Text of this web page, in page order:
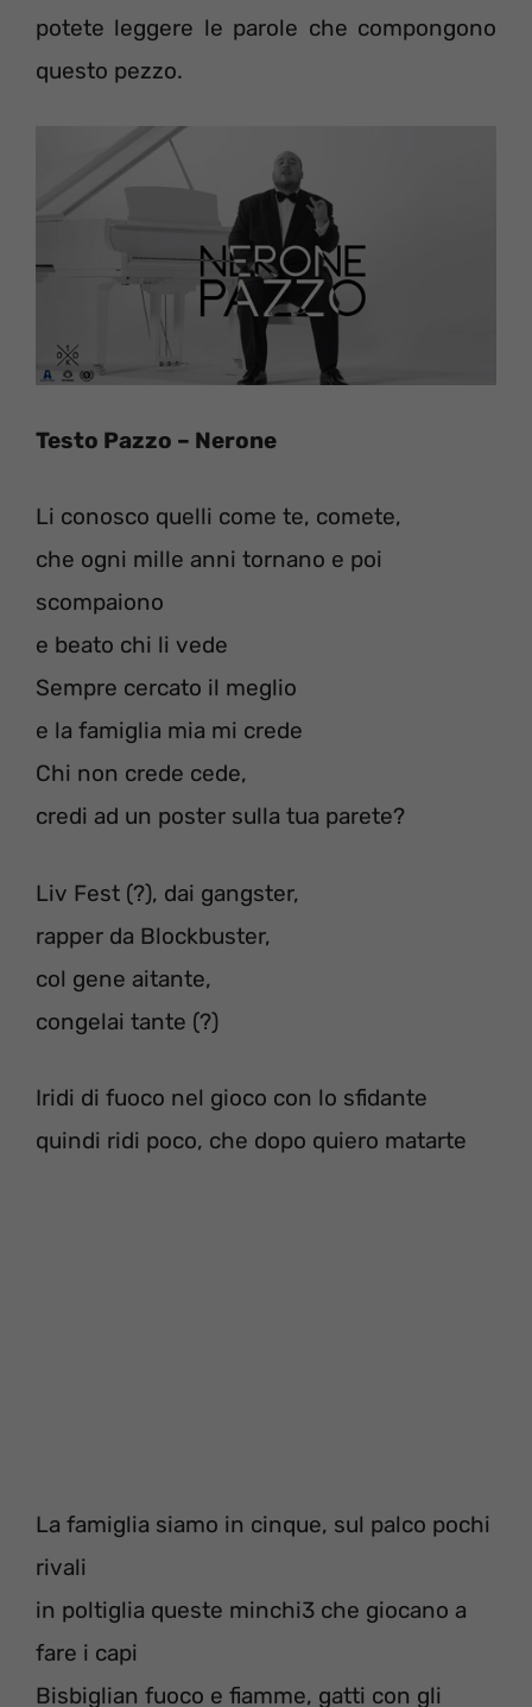
potete leggere le parole che compongono
questo pezzo.
Testo Pazzo – Nerone
Li conosco quelli come te, comete,
che ogni mille anni tornano e poi
scompaiono
e beato chi li vede
Sempre cercato il meglio
e la famiglia mia mi crede
Chi non crede cede,
credi ad un poster sulla tua parete?
Liv Fest (?), dai gangster,
rapper da Blockbuster,
col gene aitante,
congelai tante (?)
Iridi di fuoco nel gioco con lo sfidante
quindi ridi poco, che dopo quiero matarte
La famiglia siamo in cinque, sul palco pochi
rivali
in poltiglia queste minchi3 che giocano a
fare i capi
Bisbiglian fuoco e fiamme, gatti con gli